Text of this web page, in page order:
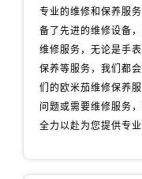
专业的维修和保养服
备了先进的维修设备
维修服务，无论是手
保养等服务，我们都
们的欧米茄维修保养
问题或需要维修服务
全力以赴为您提供专